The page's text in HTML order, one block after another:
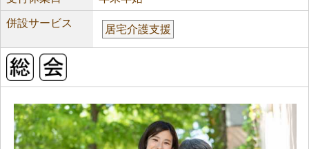
併設サービス
居宅介護支援